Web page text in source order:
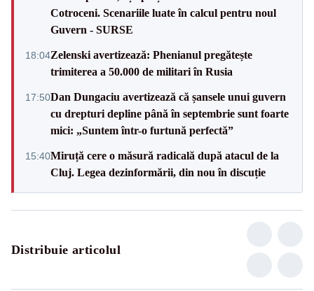
Cotroceni. Scenariile luate în calcul pentru noul
Guvern - SURSE
18:04Zelenski avertizează: Phenianul pregătește
trimiterea a 50.000 de militari în Rusia
17:50Dan Dungaciu avertizează că șansele unui guvern
cu drepturi depline până în septembrie sunt foarte
mici: „Suntem într-o furtună perfectă”
15:40Miruță cere o măsură radicală după atacul de la
Cluj. Legea dezinformării, din nou în discuție
Distribuie articolul